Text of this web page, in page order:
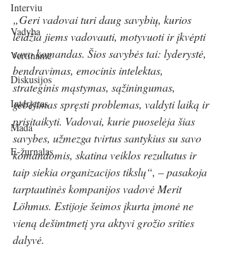
Interviu
Vadyba
Vertiname
Diskusijos
Interjeras
Mada
E-žurnalas
„Geri vadovai turi daug savybių, kurios
leidžia jiems vadovauti, motyvuoti ir įkvėpti
savo komandas. Šios savybės tai: lyderystė,
bendravimas, emocinis intelektas,
strateginis mąstymas, sąžiningumas,
gebėjimas spręsti problemas, valdyti laiką ir
prisitaikyti. Vadovai, kurie puoselėja šias
savybes, užmezga tvirtus santykius su savo
komandomis, skatina veiklos rezultatus ir
taip siekia organizacijos tikslų“, – pasakoja
tarptautinės kompanijos vadovė Merit
Löhmus. Estijoje šeimos įkurta įmonė ne
vieną dešimtmetį yra aktyvi grožio srities
dalyvė.